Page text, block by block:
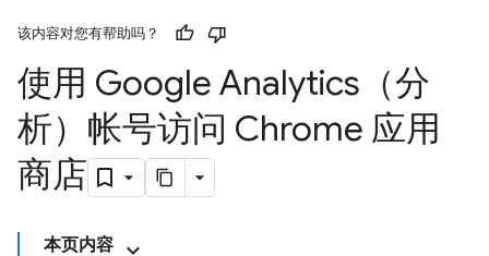
该内容对您有帮助吗？
使用 Google Analytics（分
析）帐号访问 Chrome 应用
商店
本页内容